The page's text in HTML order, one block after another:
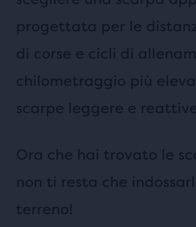
progettata per le
di corse e cicli di
chilometraggio più
scarpe leggere e
Ora che hai trovato le
non ti resta che
terreno!